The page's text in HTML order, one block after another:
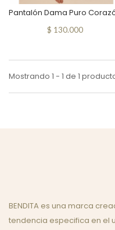
Pantalón Dama Puro
$ 130.000
Mostrando 1 - 1 de 1
BENDITA es una marca
tendencia especifica en el